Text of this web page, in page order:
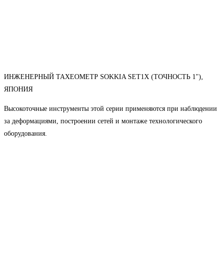
ИНЖЕНЕРНЫЙ ТАХЕОМЕТР SOKKIA SET1X (ТОЧНОСТЬ 1"),
ЯПОНИЯ
Высокоточные инструменты этой серии применяются при наблюдении
за деформациями, построении сетей и монтаже технологического
оборудования.